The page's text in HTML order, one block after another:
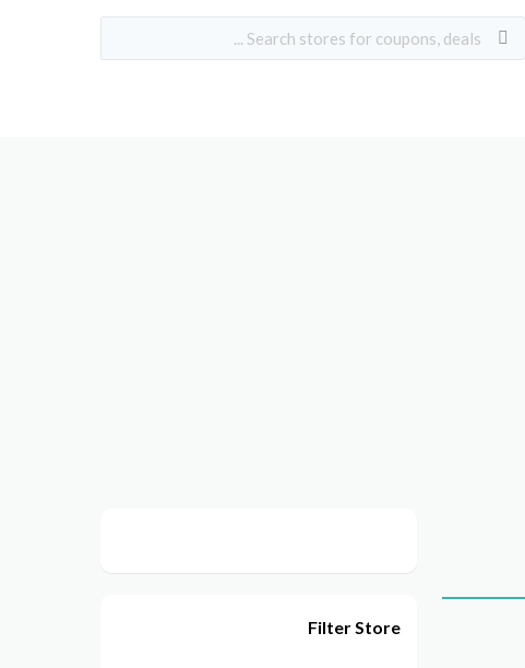
Filter Store